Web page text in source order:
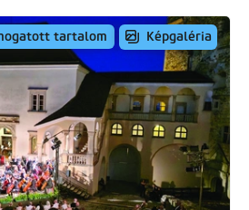
tartalom Képgaléria